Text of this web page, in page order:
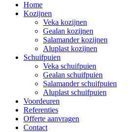
Home
Kozijnen
Veka kozijnen
Gealan kozijnen
Salamander kozijnen
Aluplast kozijnen
Schuifpuien
Veka schuifpuien
Gealan schuifpuien
Salamander schuifpuien
Aluplast schuifpuien
Voordeuren
Referenties
Offerte aanvragen
Contact